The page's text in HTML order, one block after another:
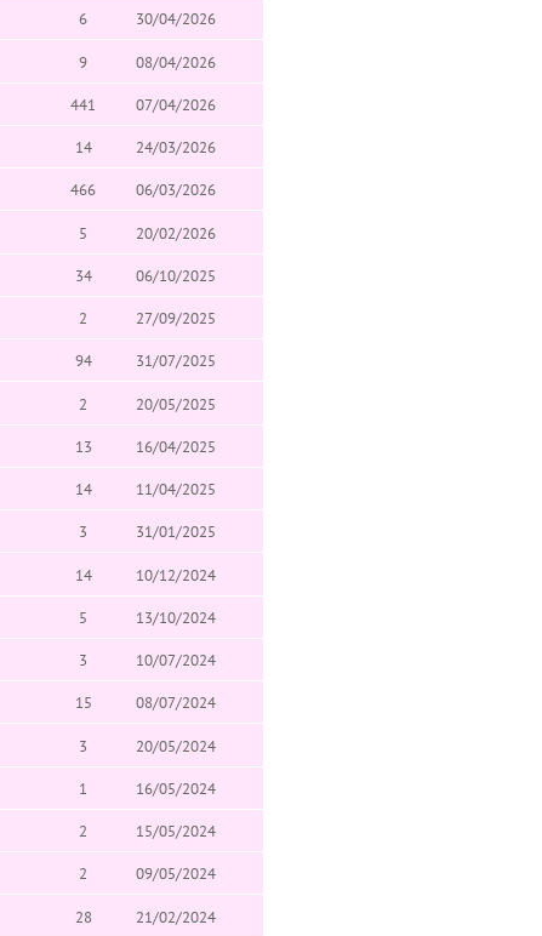
6 30/04/2026
9 08/04/2026
441 07/04/2026
14 24/03/2026
466 06/03/2026
5 20/02/2026
34 06/10/2025
2 27/09/2025
94 31/07/2025
2 20/05/2025
13 16/04/2025
14 11/04/2025
3 31/01/2025
14 10/12/2024
5 13/10/2024
3 10/07/2024
15 08/07/2024
3 20/05/2024
1 16/05/2024
2 15/05/2024
2 09/05/2024
28 21/02/2024